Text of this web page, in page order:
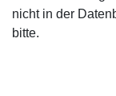
nicht in der
bitte.